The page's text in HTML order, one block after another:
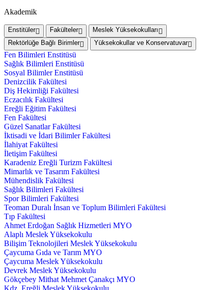
Akademik
Enstitüler Fakülteler
Meslek Yüksekokulları
Rektörlüğe Bağlı Birimler
Yüksekokullar ve Konservatuvar
Fen Bilimleri Enstitüsü
Sağlık Bilimleri Enstitüsü
Sosyal Bilimler Enstitüsü
Denizcilik Fakültesi
Diş Hekimliği Fakültesi
Eczacılık Fakültesi
Ereğli Eğitim Fakültesi
Fen Fakültesi
Güzel Sanatlar Fakültesi
İktisadi ve İdari Bilimler Fakültesi
İlahiyat Fakültesi
İletişim Fakültesi
Karadeniz Ereğli Turizm Fakültesi
Mimarlık ve Tasarım Fakültesi
Mühendislik Fakültesi
Sağlık Bilimleri Fakültesi
Spor Bilimleri Fakültesi
Teoman Duralı İnsan ve Toplum Bilimleri Fakültesi
Tıp Fakültesi
Ahmet Erdoğan Sağlık Hizmetleri MYO
Alaplı Meslek Yüksekokulu
Bilişim Teknolojileri Meslek Yüksekokulu
Çaycuma Gıda ve Tarım MYO
Çaycuma Meslek Yüksekokulu
Devrek Meslek Yüksekokulu
Gökçebey Mithat Mehmet Çanakçı MYO